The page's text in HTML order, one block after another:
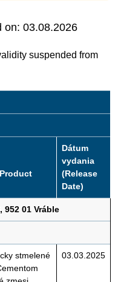
on: 03.08.2026
suspended from
Dátum
vydania
(Release
Date)
952 01 Vráble
stmelené
03.03.2025